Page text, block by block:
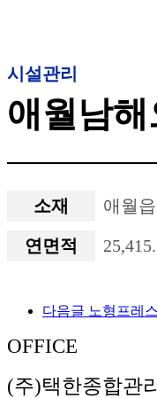
시설관리
애월남
소재
연면적
애월읍
다음글 노형프레
OFFICE
(주)택한종합관리